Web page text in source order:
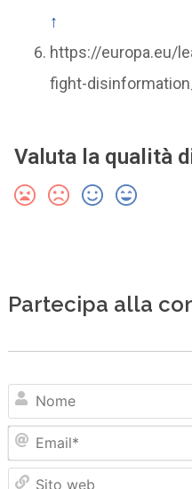
↑
https://europa.eu/
fight-
Valuta la qualità
Partecipa alla